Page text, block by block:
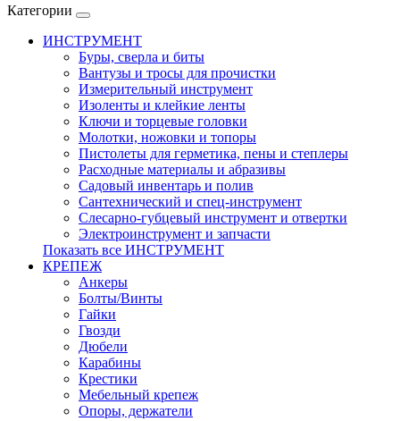
Категории
ИНСТРУМЕНТ
Буры, сверла и биты
Вантузы и тросы для прочистки
Измерительный инструмент
Изоленты и клейкие ленты
Ключи и торцевые головки
Молотки, ножовки и топоры
Пистолеты для герметика, пены и степлеры
Расходные материалы и абразивы
Садовый инвентарь и полив
Сантехнический и спец-инструмент
Слесарно-губцевый инструмент и отвертки
Электроинструмент и запчасти
Показать все ИНСТРУМЕНТ
КРЕПЕЖ
Анкеры
Болты/Винты
Гайки
Гвозди
Дюбели
Карабины
Крестики
Мебельный крепеж
Опоры, держатели